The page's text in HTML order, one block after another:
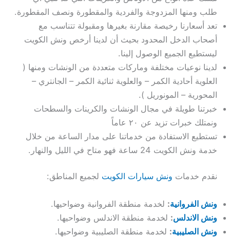
طلب ومنها المزدوجة والفردية والمقطورة ونصف المقطورة.
تعد أسعارنا رخيصة مقارنة بغيرها ومقبولة تتناسب مع
أصحاب الدخل المحدود بحيث أن لدينا أرخص ونش الكويت
ليستطيع الجميع الوصول إلينا.
لدينا نوعيات مختلفة وماركات متعددة من الونشات ومنها (
العلوية أحادية الكمر – والعلوية ثنائية الكمر – الجانتري –
المحورية – المونوريل ).
خبرتنا طويلة في مجال الونشات والكرينات والسطحات
ونمتلك خبرات تزيد عن ٢٠ عاماً
تستطيع الاستفادة من خدماتنا على مدار الساعة من خلال
خدمة ونش الكويت 24 ساعة فهو متاح في الليل والنهار.
نقدم خدمات ونش سيارات الكويت لجميع المناطق:
ونش الفروانية: لخدمة منطقة الفروانية وضواحيها.
ونش الاندلس: لخدمة منطقة الاندلس وضواحيها.
ونش الصليبية: لخدمة منطقة الصليبية وضواحيها.